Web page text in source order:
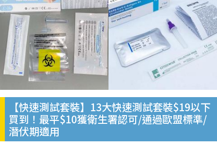
【快速測試套裝】13大快速測試套裝$19以下
買到！最平$10獲衛生署認可/通過歐盟標準/
潛伏期適用